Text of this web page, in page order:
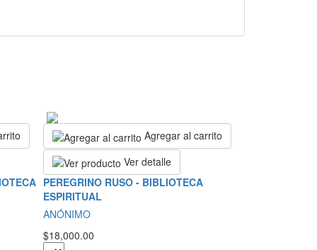
Agregar al carrito
Ver detalle
PEREGRINO RUSO - BIBLIOTECA
ESPIRITUAL
ANÓNIMO
$18,000.00